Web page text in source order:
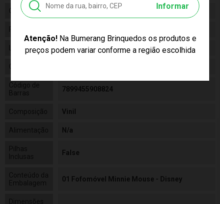
Informar
Atenção!Na Bumerang Brinquedos os produtos e
preços podem variar conforme a região escolhida
Categoria Disney
Fabricante
Linha Brinquedo
Código
Código de
Barras
7899455908824
Composição Vinil
N/a
False
01 Fofomóvel Minnie Mouse - Disney